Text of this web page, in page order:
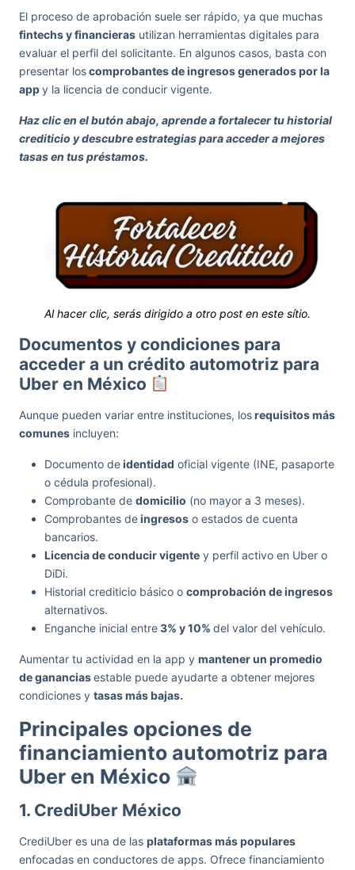
El proceso de aprobación suele ser rápido, ya que muchas
fintechs y financieras utilizan herramientas digitales para
evaluar el perfil del solicitante. En algunos casos, basta con
presentar loscomprobantes de ingresos generados por la
appy la licencia de conducir vigente.
Haz clic en el butón abajo, aprende a fortalecer tu historial
crediticio y descubre estrategias para acceder a mejores
tasas en tus préstamos.
Al hacer clic, serás dirigido a otro post en este sítio.
Documentos y condiciones para
acceder a un crédito automotriz para
Uber en México
Aunque pueden variar entre instituciones, losrequisitos más
comunes incluyen:
Documento deidentidad oficial vigente (INE, pasaporte
o cédula profesional).
Comprobante de domicilio (no mayor a 3 meses).
Comprobantes deingresos o estados de cuenta
bancarios.
Licencia de conducir vigente y perfil activo en Uber o
DiDi.
Historial crediticio básico o comprobación de ingresos
alternativos.
Enganche inicial entre3% y 10% del valor del vehículo.
Aumentar tu actividad en la app y mantener un promedio
de gananciasestable puede ayudarte a obtener mejores
condiciones y tasas más bajas.
Principales opciones de
financiamiento automotriz para
Uber en México
1. CrediUber México
CrediUber es una de las plataformas más populares
enfocadas en conductores de apps. Ofrece financiamiento